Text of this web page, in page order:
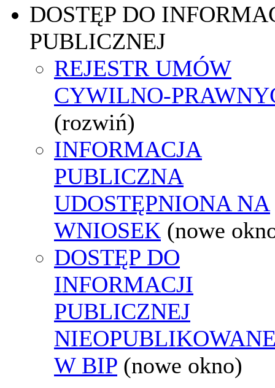
DOSTĘP DO
PUBLICZNEJ
REJESTR UMÓW
CYWILNO-
(rozwiń)
INFORMACJA
PUBLICZNA
UDOSTĘPNIONA NA
WNIOSEK (nowe
DOSTĘP DO
INFORMACJI
PUBLICZNEJ
W BIP (nowe okno)